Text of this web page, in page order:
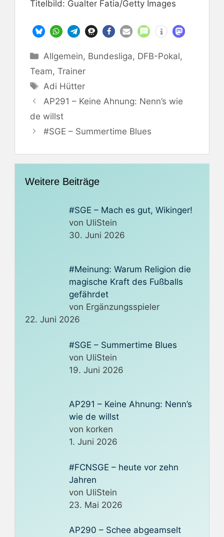
Titelbild: Gualter Fatia/Getty Images
Kategorien
Allgemein, Bundesliga, DFB-Pokal,
Team, Trainer
Schlagwörter
Adi Hütter
AP291 – Keine Ahnung: Nenn’s wie
de willst
#SGE – Summertime Blues
Weitere Beiträge
#SGE – Mach es gut, Wikinger!
von UliStein
30. Juni 2026
#Meinung: Warum Religion die
magische Kraft des Fußballs
gefährdet
von Ergänzungsspieler
22. Juni 2026
#SGE – Summertime Blues
von UliStein
19. Juni 2026
AP291 – Keine Ahnung: Nenn’s
wie de willst
von korken
1. Juni 2026
#FCNSGE – heute vor zehn
Jahren
von UliStein
23. Mai 2026
AP290 – Schee abgeamselt